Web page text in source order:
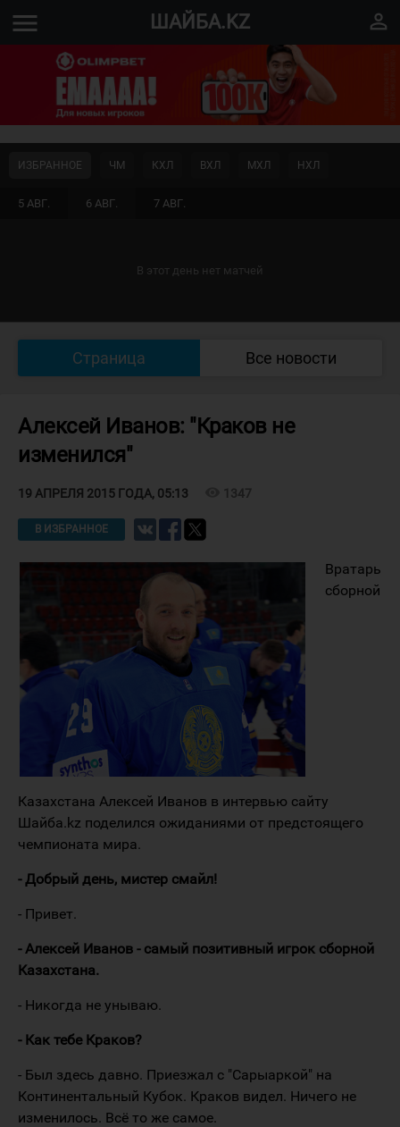
menu ШАЙБА.KZ perm_identity
5 АВГ. 6 АВГ. 7 АВГ.
ИЗБРАННОЕ ЧМ КХЛ ВХЛ МХЛ НХЛ
В этот день нет матчей
Страница Все новости
Алексей Иванов: "Краков не
изменился"
19 АПРЕЛЯ 2015 ГОДА, 05:13 1347
В ИЗБРАННОЕ
Вратарь
сборной
Казахстана Алексей Иванов в интервью сайту
Шайба.kz поделился ожиданиями от предстоящего
чемпионата мира.
- Добрый день, мистер смайл!
- Привет.
- Алексей Иванов - самый позитивный игрок сборной
Казахстана.
- Никогда не унываю.
- Как тебе Краков?
- Был здесь давно. Приезжал с "Сарыаркой" на
Континентальный Кубок. Краков видел. Ничего не
изменилось. Всё то же самое.